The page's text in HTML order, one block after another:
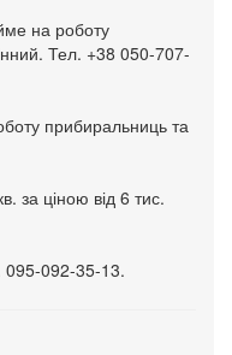
на роботу
Тел. +38 050-707-
прибиральниць та
за ціною від 6 тис.
095-092-35-13.